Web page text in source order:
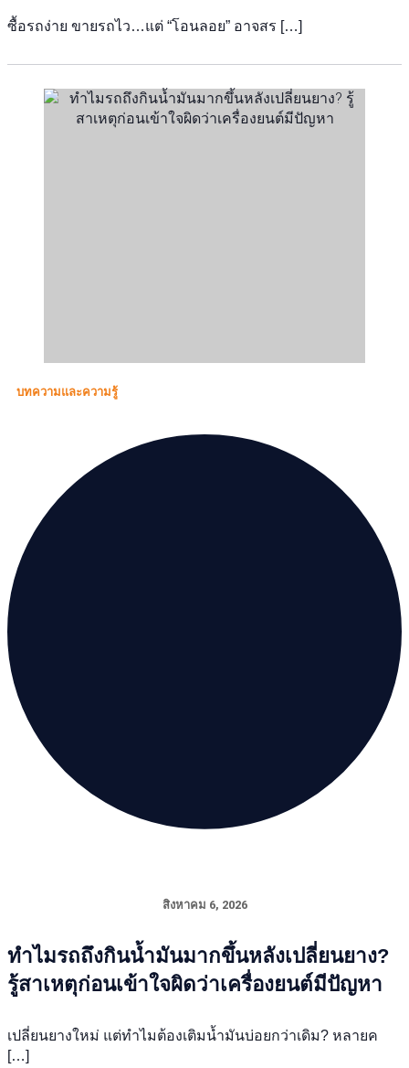
ซื้อรถง่าย ขายรถไว…แต่ “โอนลอย” อาจสร […]
บทความและความรู้
สิงหาคม 6, 2026
ทำไมรถถึงกินน้ำมันมากขึ้นหลังเปลี่ยนยาง?
รู้สาเหตุก่อนเข้าใจผิดว่าเครื่องยนต์มีปัญหา
เปลี่ยนยางใหม่ แต่ทำไมต้องเติมน้ำมันบ่อยกว่าเดิม? หลายค
[…]